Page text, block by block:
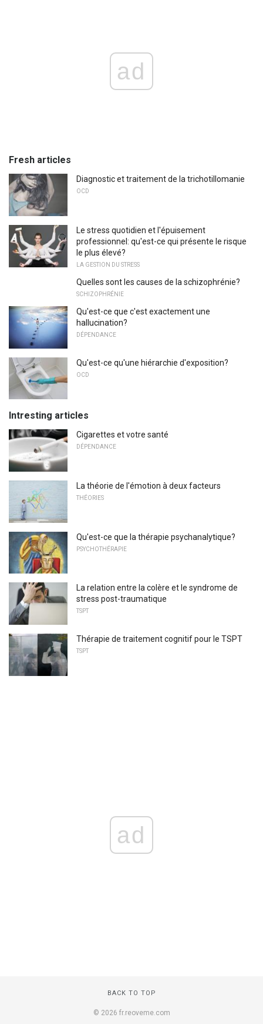
ad
Fresh articles
Diagnostic et traitement de la trichotillomanie
OCD
Le stress quotidien et l'épuisement
professionnel: qu'est-ce qui présente le risque
le plus élevé?
LA GESTION DU STRESS
Quelles sont les causes de la schizophrénie?
SCHIZOPHRÉNIE
Qu'est-ce que c'est exactement une
hallucination?
DÉPENDANCE
Qu'est-ce qu'une hiérarchie d'exposition?
OCD
Intresting articles
Cigarettes et votre santé
DÉPENDANCE
La théorie de l'émotion à deux facteurs
THÉORIES
Qu'est-ce que la thérapie psychanalytique?
PSYCHOTHÉRAPIE
La relation entre la colère et le syndrome de
stress post-traumatique
TSPT
Thérapie de traitement cognitif pour le TSPT
TSPT
ad
BACK TO TOP
© 2026 fr.reoveme.com